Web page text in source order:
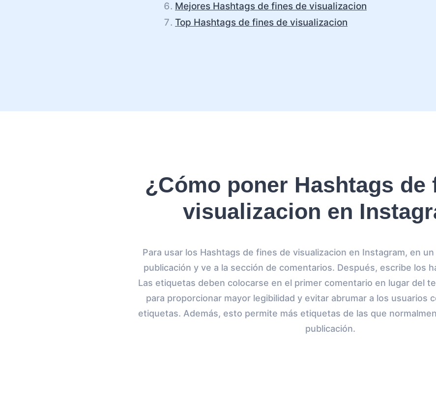
Mejores Hashtags de fines de visualizacion
Top Hashtags de fines de visualizacion
¿Cómo poner Hashtags de
visualizacion en
Para usar los Hashtags de fines de visualizacion en Instagram, en
publicación y ve a la sección de comentarios. Después, escribe los
Las etiquetas deben colocarse en el primer comentario en lugar del
para proporcionar mayor legibilidad y evitar abrumar a los usuarios
etiquetas. Además, esto permite más etiquetas de las que
publicación.